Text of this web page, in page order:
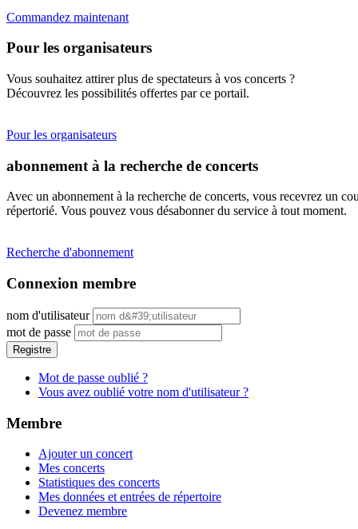
Commandez maintenant
Pour les organisateurs
Vous souhaitez attirer plus de spectateurs à vos concerts ?
Découvrez les possibilités offertes par ce portail.
Pour les organisateurs
abonnement à la recherche de concerts
Avec un abonnement à la recherche de concerts, vous recevrez un
répertorié. Vous pouvez vous désabonner du service à tout moment.
Recherche d'abonnement
Connexion membre
nom d'utilisateur
mot de passe
Registre
Mot de passe oublié ?
Vous avez oublié votre nom d'utilisateur ?
Membre
Ajouter un concert
Mes concerts
Statistiques des concerts
Mes données et entrées de répertoire
Devenez membre